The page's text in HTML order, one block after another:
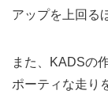
アップを上回る
また、KADSの
ポーティな走り